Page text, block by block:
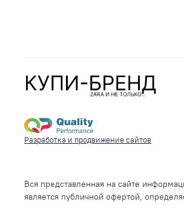
Разработка и продвижение сайтов
Вся представленная на сайте
является публичной офертой,